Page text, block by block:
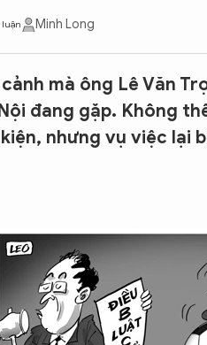
KHỞI NGHIỆP
luận Minh Long
mà ông Lê Văn
đang gặp. Không
nhưng vụ việc lại